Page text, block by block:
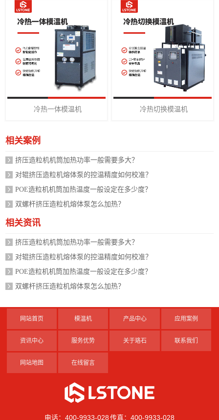
冷热一体模温机 冷热切换模温机
相关案例
挤压造粒机机筒加热功率一般需要多大？
对辊挤压造粒机熔体泵的控温精度如何校准？
POE造粒机机筒加热温度一般设定在多少度？
双螺杆挤压造粒机熔体泵怎么加热？
相关资讯
挤压造粒机机筒加热功率一般需要多大？
对辊挤压造粒机熔体泵的控温精度如何校准？
POE造粒机机筒加热温度一般设定在多少度？
双螺杆挤压造粒机熔体泵怎么加热？
网站首页 模温机 产品中心 应用案例
资讯中心 服务优势 关于珞石 联系我们
网站地图 在线留言
电话：400-9933-028 传真：400-9933-028